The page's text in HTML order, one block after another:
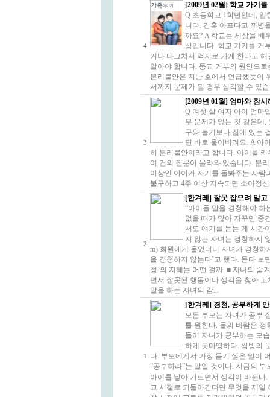
4
[2009년 02월] 학교 가기
Q 초등학교 1학년인데,
니다. 간혹 아프다고 꾀병
까요? A 학교는 세상을 배
상입니다. 학교 가기를 거
거나 다그쳐서 억지로 가게 한다고
알아야 합니다. 등교 거부의 원인으
분리불안은 지난 호에서 언급했듯이
서까지 문제가 될 경우 심각할 수 있
3
[2009년 01월] 엄마와 잠
Q 여섯 살 여자 아이 엄마
무 문제가 없는 것 같은데,
구와 놀기보다 집에 있는
면 바로 울어버려요. A 아
히 분리불안이라고 합니다. 아이를
여 건의 질문이 올라와 있습니다. 분
이상인 아이가 자기를 돌봐주는 사람
불구하고 4주 이상 지속되면 소아정
2
[한겨레] 잘못 잡으려 말고
“아이들 말을 경청해야 하
없을 때가 많아 자꾸만 중
서도 얘기를 듣는 게 시간
지 않는 자녀는 경청하지
m) 회원에게 물었더니 자녀가 경청하
을 경청하지 않는다’고 했다. 듣다 보
청’의 지혜는 어떤 걸까. ■ 자녀의 숨
면서 잘못된 행동이나 생각을 찾아
말을 하는 자녀의 감...
1
[한겨레] 경청, 공부하게
모든 부모는 자녀가 공부
를 원한다. 둘의 바람은 정
들이 자녀가 공부하는 모
하게 못마땅하다. 쌍방의
다. 부모에게서 가장 듣기 싫은 말이
“공부하라”는 말일 것이다. 지금의
아이를 낳아 기르면서 생각이 바뀐다
교 시절로 되돌아간다면 무엇을 제일